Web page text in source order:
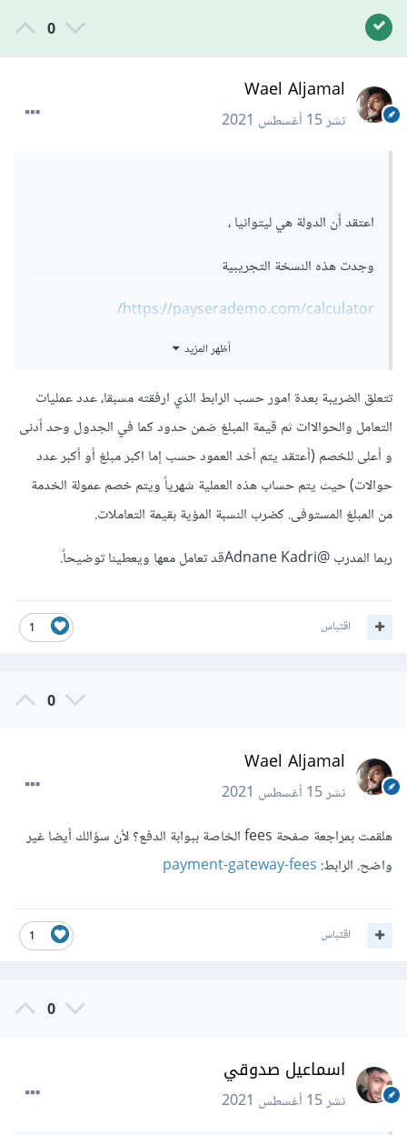
0
Wael Aljamal
نشر15 أغسطس 2021
اعتقد أن الدولة هي ليتوانيا ،
وجدت هذه النسخة التجريبية
https://payserademo.com/calculator/
أظهر المزيد
تتعلق الضريبة بعدة امور حسب الرابط الذي ارفقته مسبقا، عدد عمليات
التعامل والحوالاات ثم قيمة المبلغ ضمن حدود كما في الجدول وحد أدنى
و أعلى للخصم (أعتقد يتم أخد العمود حسب إما اكبر مبلغ أو أكبر عدد
حوالات) حيث يتم حساب هذه العملية شهرياً ويتم خصم عمولة الخدمة
من المبلغ المستوفى. كضرب النسبة المؤية بقيمة التعاملات.
ربما المدرب@Adnane Kadri قد تعامل معها ويعطينا توضيحاً.
1 اقتباس
0
Wael Aljamal
نشر15 أغسطس 2021
هلقمت بمراجعة صفحة fees الخاصة ببوابة الدفع؟ لأن سؤالك أيضا غير
واضح. الرابط: payment-gateway-fees
1 اقتباس
0
اسماعيل صدوقي
نشر15 أغسطس 2021